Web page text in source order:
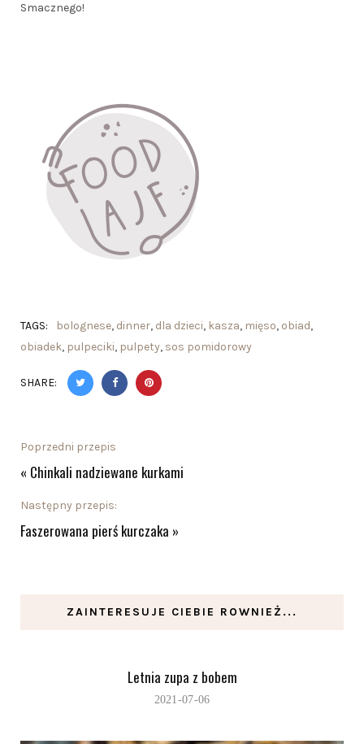
Smacznego!
TAGS: bolognese, dinner, dla dzieci, kasza, mięso, obiad,
obiadek, pulpeciki, pulpety, sos pomidorowy
SHARE:
Poprzedni przepis
« Chinkali nadziewane kurkami
Następny przepis:
Faszerowana pierś kurczaka »
ZAINTERESUJE CIEBIE ROWNIEŻ...
Letnia zupa z bobem
2021-07-06